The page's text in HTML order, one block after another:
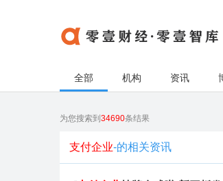
全部 机构 资讯
为您搜索到 34690条结果
支付企业-的相关资讯